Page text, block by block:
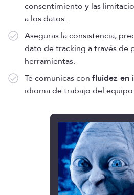
consentimiento y las
a los datos.
Aseguras la consistencia,
dato de tracking a través de
herramientas.
Te comunicas con fluidez en
idioma de trabajo del equipo.